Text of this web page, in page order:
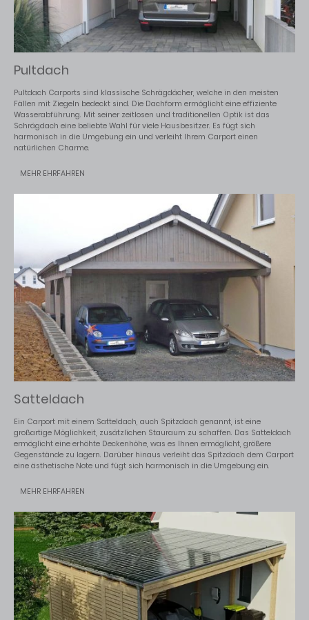
Pultdach
Pultdach Carports sind klassische Schrägdächer, welche in den meisten
Fällen mit Ziegeln bedeckt sind. Die Dachform ermöglicht eine effiziente
Wasserabführung. Mit seiner zeitlosen und traditionellen Optik ist das
Schrägdach eine beliebte Wahl für viele Hausbesitzer. Es fügt sich
harmonisch in die Umgebung ein und verleiht Ihrem Carport einen
natürlichen Charme.
MEHR EHRFAHREN
Satteldach
Ein Carport mit einem Satteldach, auch Spitzdach genannt, ist eine
großartige Möglichkeit, zusätzlichen Stauraum zu schaffen. Das Satteldach
ermöglicht eine erhöhte Deckenhöhe, was es Ihnen ermöglicht, größere
Gegenstände zu lagern. Darüber hinaus verleiht das Spitzdach dem Carport
eine ästhetische Note und fügt sich harmonisch in die Umgebung ein.
MEHR EHRFAHREN